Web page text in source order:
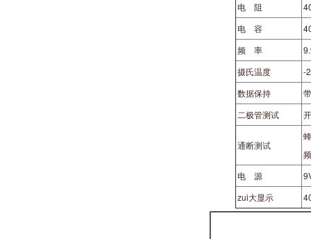
电 阻
电 容
频 率
摄氏温度
-
数据保持
二极管测试
通断测试
电 源
zui大显示